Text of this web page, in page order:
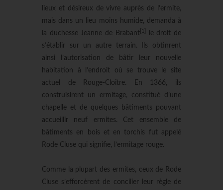
lieux et désireux de vivre auprès de l’ermite,
mais dans un lieu moins humide, demanda à
la duchesse Jeanne de Brabant[1]
le droit de
s’établir sur un autre terrain. Ils obtinrent
ainsi l’autorisation de bâtir leur nouvelle
habitation à l’endroit où se trouve le site
actuel de Rouge-Cloître. En 1366, ils
construisirent un ermitage, constitué d’une
chapelle et de quelques bâtiments pouvant
accueillir neuf ermites. Cet ensemble de
bâtiments en bois et en torchis fut appelé
Rode Cluse qui signifie, l’ermitage rouge.
Comme la plupart des ermites, ceux de Rode
Cluse s’efforcèrent de concilier leur règle de